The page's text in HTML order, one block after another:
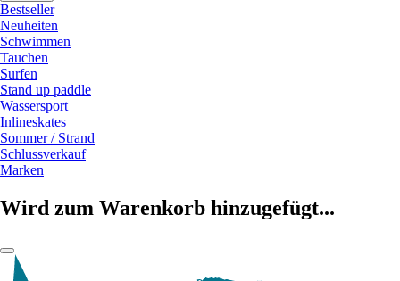
Bestseller
Neuheiten
Schwimmen
Tauchen
Surfen
Stand up paddle
Wassersport
Inlineskates
Sommer / Strand
Schlussverkauf
Marken
Wird zum Warenkorb hinzugefügt...